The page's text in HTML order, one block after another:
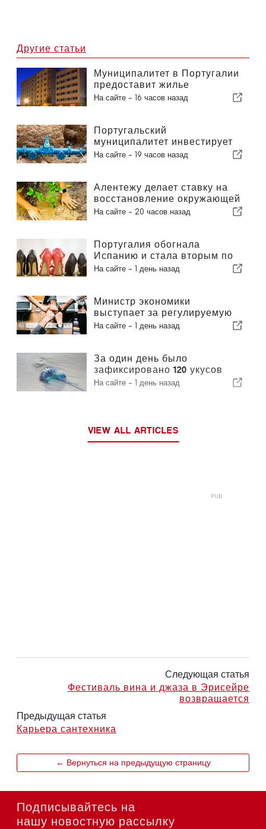
Другие статьи
Муниципалитет в Португалии
предоставит жилье
гражданам
На сайте - 16 часов назад
Португальский
муниципалитет инвестирует
более 190 000 евро в систему
На сайте - 19 часов назад
Алентежу делает ставку на
восстановление окружающей
среды за счет европейских
На сайте - 20 часов назад
Португалия обогнала
Испанию и стала вторым по
величине производителем
На сайте - 1 день назад
Министр экономики
выступает за регулируемую
интеграцию и гарантирует
На сайте - 1 день назад
За один день было
зафиксировано 120 укусов
португальского кораблика
На сайте - 1 день назад
VIEW ALL ARTICLES
Следующая статья
Фестиваль вина и джаза в Эрисейре
возвращается
Предыдущая статья
Карьера сантехника
← Вернуться на предыдущую страницу
Подписывайтесь на
нашу новостную рассылку